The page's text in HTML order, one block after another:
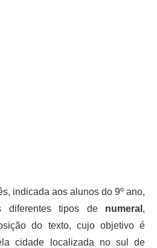
indicada aos alunos do 9º ano,
diferentes tipos de numeral ,
do texto, cujo objetivo é
cidade localizada no sul de